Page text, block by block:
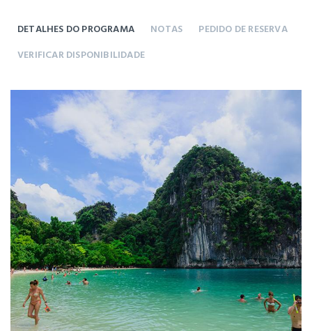
DETALHES DO PROGRAMA NOTAS
PEDIDO DE RESERVA
VERIFICAR DISPONIBILIDADE